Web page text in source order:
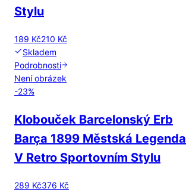
Stylu
189 Kč210 Kč
Skladem
Podrobnosti
Není obrázek
-23%
Klobouček Barcelonský Erb
Barça 1899 Městská Legenda
V Retro Sportovním Stylu
289 Kč376 Kč